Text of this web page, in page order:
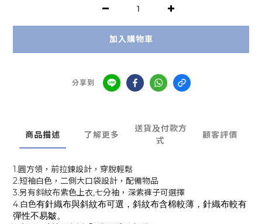
加入購物車
分享到
商品描述 了解更多
送貨及付款方
式
顧客評價
1.圓方領，前拉鍊設計，穿脫輕鬆
2.短袖白色，二側大口袋設計，配備物品
3.另有斜紋布紫色上衣,七分袖，深紫褲子可選擇
4.白色有針織布與斜紋布可選，斜紋布含棉較薄，針織布較有
彈性不易皺。